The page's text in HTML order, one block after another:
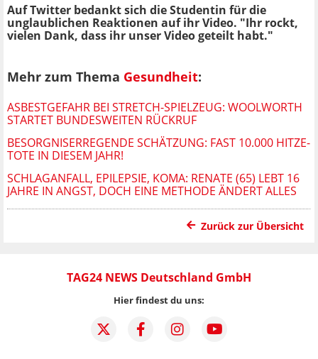
Auf Twitter bedankt sich die Studentin für die
unglaublichen Reaktionen auf ihr Video. "Ihr rockt,
vielen Dank, dass ihr unser Video geteilt habt."
Mehr zum Thema Gesundheit:
ASBESTGEFAHR BEI STRETCH-SPIELZEUG: WOOLWORTH
STARTET BUNDESWEITEN RÜCKRUF
BESORGNISERREGENDE SCHÄTZUNG: FAST 10.000 HITZE-
TOTE IN DIESEM JAHR!
SCHLAGANFALL, EPILEPSIE, KOMA: RENATE (65) LEBT 16
JAHRE IN ANGST, DOCH EINE METHODE ÄNDERT ALLES
Zurück zur Übersicht
TAG24 NEWS Deutschland GmbH
Hier findest du uns: